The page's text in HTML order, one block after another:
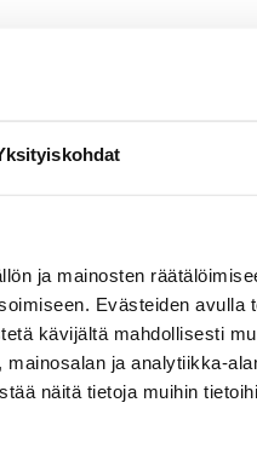
ja mainosten
Evästeiden avulla
kävijältä mahdollisesti
ja analytiikka-
näitä tietoja muihin
asiantuntija ja yksi
vuokra-asuntoa
asiakaskokemus ja